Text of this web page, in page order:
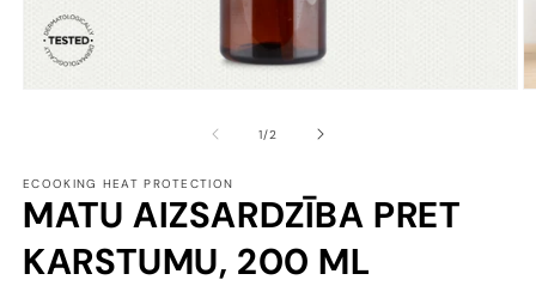
1/of
2
ECOOKING HEAT PROTECTION
MATU AIZSARDZĪBA PRET
KARSTUMU, 200 ML